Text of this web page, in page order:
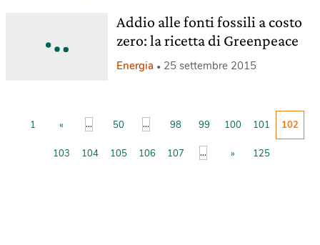
Addio alle fonti fossili a costo
zero: la ricetta di Greenpeace
Energia 25 settembre 2015
1 « ... 50 ... 98 99 100 101 102
103 104 105 106 107 ... » 125